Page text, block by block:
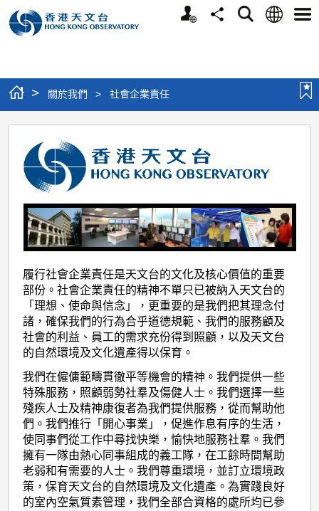
個
分
搜
語
選
> 關於我們 > 社會企業責任
社
會
企
業
責
任
履行社會企業責任是天文台的文化及核心價值的重要
部份。社會企業責任的精神不單只已被納入天文台的
「理想、使命與信念」，更重要的是我們把其理念付
諸，確保我們的行為合乎道德規範、我們的服務顧及
社會的利益、員工的需求充份得到照顧，以及天文台
的自然環境及文化遺產得以保育。
我們在僱傭範疇貫徹平等機會的精神。我們提供一些
特殊服務，照顧弱勢社羣及傷健人士。我們選擇一些
殘疾人士及精神康復者為我們提供服務，從而幫助他
們。我們推行「開心事業」，促進作息有序的生活，
使同事們從工作中尋找快樂，愉快地服務社羣。我們
擁有一隊由熱心同事組成的義工隊，在工餘時間幫助
老弱和有需要的人士。我們尊重環境，並訂立環境政
策，保育天文台的自然環境及文化遺產。為實踐良好
的室內空氣質素管理，我們全部合資格的處所均已參